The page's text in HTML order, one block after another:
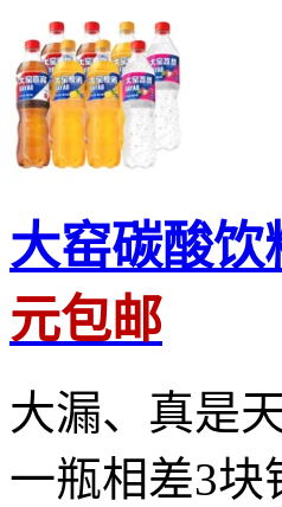
大窑碳酸
元包邮
大漏、真是
一瓶相差3块